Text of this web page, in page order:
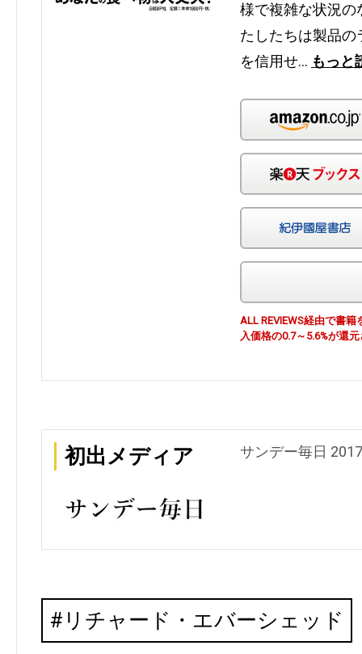
様で複雑な状況の
たしたちは製品
を信用せ… もっと
ALL REVIEWS経由で書
入価格の0.7～5.6%が還
初出メディア サンデー毎日
リチャード・エバーシェッド